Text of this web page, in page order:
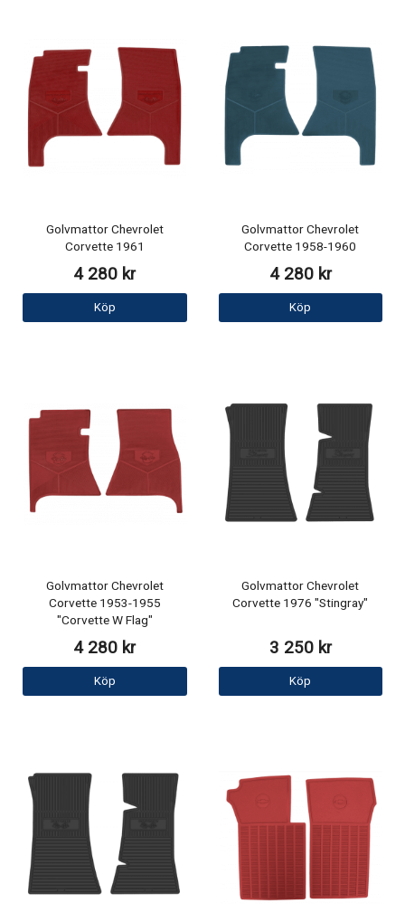
Golvmattor Chevrolet
Corvette 1961
4 280 kr
Köp
Golvmattor Chevrolet
Corvette 1958-1960
4 280 kr
Köp
Golvmattor Chevrolet
Corvette 1953-1955
"Corvette W Flag"
4 280 kr
Köp
Golvmattor Chevrolet
Corvette 1976 "Stingray"
3 250 kr
Köp